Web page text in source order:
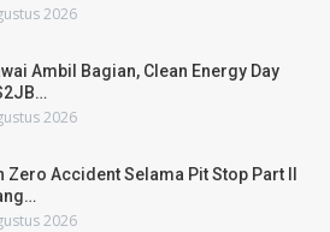
2026
Ambil Bagian, Clean Energy Day
2026
Zero Accident Selama Pit Stop Part II
2026